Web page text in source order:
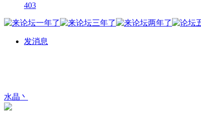
403
发消息
水晶丶